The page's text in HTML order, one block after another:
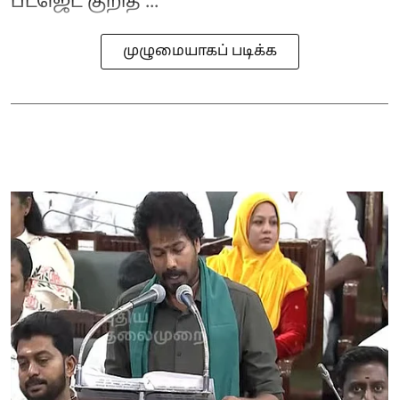
முழுமையாகப் படிக்க